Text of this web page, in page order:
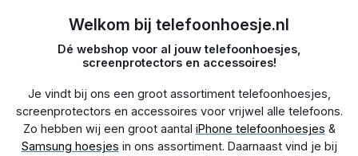
Welkom bij telefoonhoesje.nl
Dé webshop voor al jouw telefoonhoesjes,
screenprotectors en accessoires!
Je vindt bij ons een groot assortiment telefoonhoesjes,
screenprotectors en accessoires voor vrijwel alle telefoons.
Zo hebben wij een groot aantal iPhone telefoonhoesjes &
Samsung hoesjes in ons assortiment. Daarnaast vind je bij